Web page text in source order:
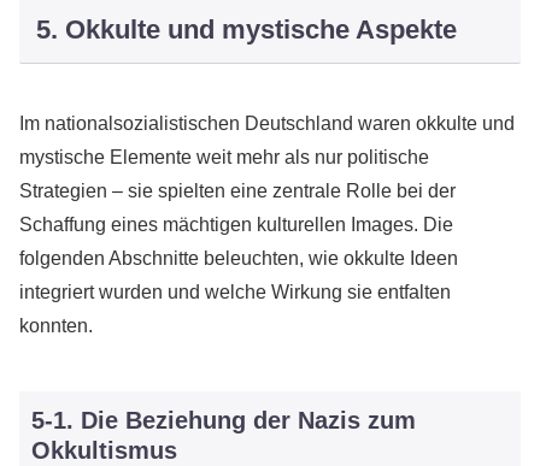
5. Okkulte und mystische Aspekte
Im nationalsozialistischen Deutschland waren okkulte und
mystische Elemente weit mehr als nur politische
Strategien – sie spielten eine zentrale Rolle bei der
Schaffung eines mächtigen kulturellen Images. Die
folgenden Abschnitte beleuchten, wie okkulte Ideen
integriert wurden und welche Wirkung sie entfalten
konnten.
5-1. Die Beziehung der Nazis zum
Okkultismus